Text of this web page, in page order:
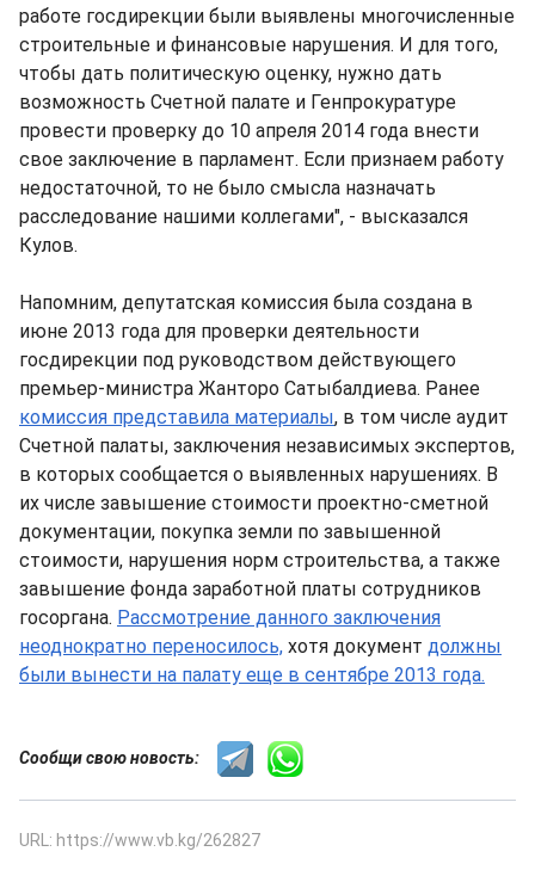
работе госдирекции были выявлены многочисленные
строительные и финансовые нарушения. И для того,
чтобы дать политическую оценку, нужно дать
возможность Счетной палате и Генпрокуратуре
провести проверку до 10 апреля 2014 года внести
свое заключение в парламент. Если признаем работу
недостаточной, то не было смысла назначать
расследование нашими коллегами", - высказался
Кулов.
Напомним, депутатская комиссия была создана в
июне 2013 года для проверки деятельности
госдирекции под руководством действующего
премьер-министра Жанторо Сатыбалдиева. Ранее
комиссия представила материалы, в том числе аудит
Счетной палаты, заключения независимых экспертов,
в которых сообщается о выявленных нарушениях. В
их числе завышение стоимости проектно-сметной
документации, покупка земли по завышенной
стоимости, нарушения норм строительства, а также
завышение фонда заработной платы сотрудников
госоргана. Рассмотрение данного заключения
неоднократно переносилось, хотя документ должны
были вынести на палату еще в сентябре 2013 года.
Сообщи свою новость:
URL: https://www.vb.kg/262827